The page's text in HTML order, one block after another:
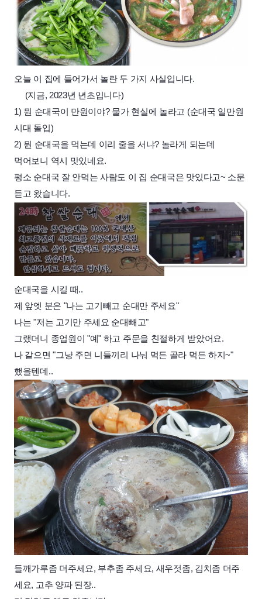
오늘 이 집에 들어가서 놀란 두 가지 사실입니다.
(지금, 2023년 년초입니다)
1) 뭔 순대국이 만원이야? 물가 현실에 놀라고 (순대국 일만원
시대 돌입)
2) 뭔 순대국을 먹는데 이리 줄을 서냐? 놀라게 되는데
먹어보니 역시 맛있네요.
평소 순대국 잘 안먹는 사람도 이 집 순대국은 맛있다고~ 소문
듣고 왔습니다.
순대국을 시킬 때..
제 앞엣 분은 "나는 고기빼고 순대만 주세요"
나는 "저는 고기만 주세요 순대빼고"
그랬더니 종업원이 "예" 하고 주문을 친절하게 받았어요.
나 같으면 "그냥 주면 니들끼리 나눠 먹든 골라 먹든 하지~"
했을텐데..
들깨가루좀 더주세요, 부추좀 주세요, 새우젓좀, 김치좀 더주
세요, 고추 양파 된장..